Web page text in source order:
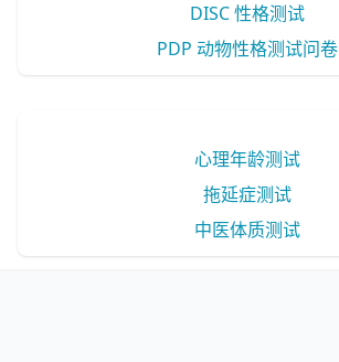
DISC 性格测试
PDP 动物性格测试问卷
心理年龄测试
拖延症测试
中医体质测试